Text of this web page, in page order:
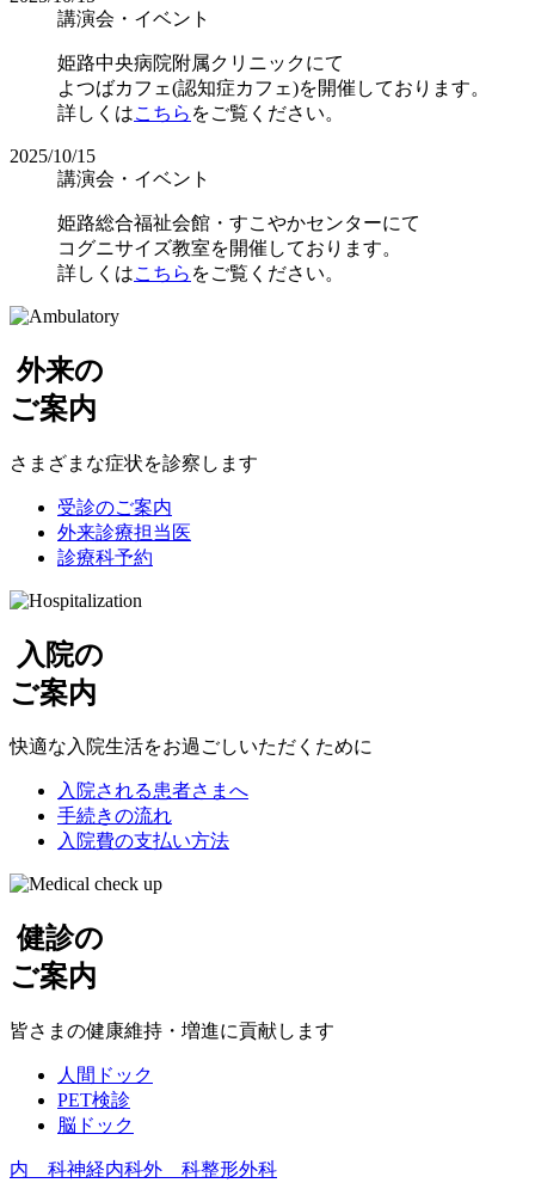
講演会・イベント
姫路中央病院附属クリニックにて
よつばカフェ(認知症カフェ)を開催しております。
詳しくはこちら をご覧ください。
2025/10/15
講演会・イベント
姫路総合福祉会館・すこやかセンターにて
コグニサイズ教室を開催しております。
詳しくはこちら をご覧ください。
外来の
ご案内
さまざまな症状を診察します
受診のご案内
外来診療担当医
診療科予約
入院の
ご案内
快適な入院生活をお過ごしいただくために
入院される患者さまへ
手続きの流れ
入院費の支払い方法
健診の
ご案内
皆さまの健康維持・ 増進に貢献します
人間ドック
PET検診
脳ドック
内 科神経内科外 科整形外科